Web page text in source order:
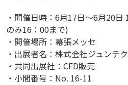
・開催日時：6月17日～6月20
のみ16：00まで)
・開催場所：幕張メッセ
・出展者名：株式会社ジュンテ
・共同出展社：CFD販売
・小間番号：No. 16-11